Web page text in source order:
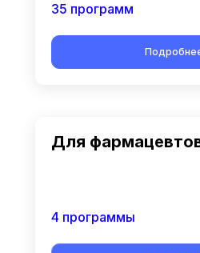
35 программ
Для
4 программы